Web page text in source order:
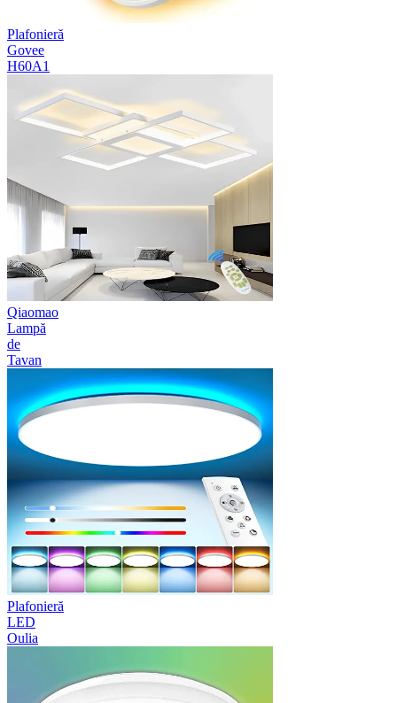
Plafonieră
Govee
H60A1
Qiaomao
Lampă
de
Tavan
Plafonieră
LED
Oulia